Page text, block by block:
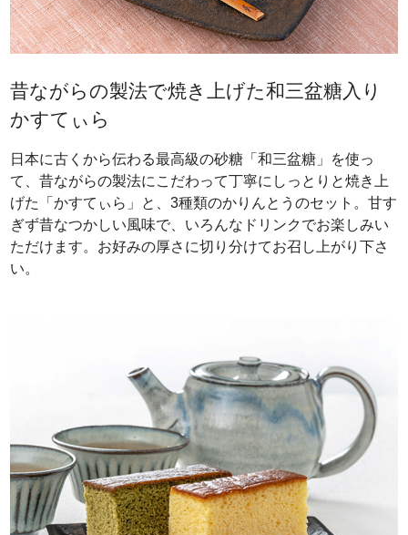
昔ながらの製法で焼き上げた和三盆糖入り
かすてぃら
日本に古くから伝わる最高級の砂糖「和三盆糖」を使っ
て、昔ながらの製法にこだわって丁寧にしっとりと焼き上
げた「かすてぃら」と、3種類のかりんとうのセット。甘す
ぎず昔なつかしい風味で、いろんなドリンクでお楽しみい
ただけます。お好みの厚さに切り分けてお召し上がり下さ
い。